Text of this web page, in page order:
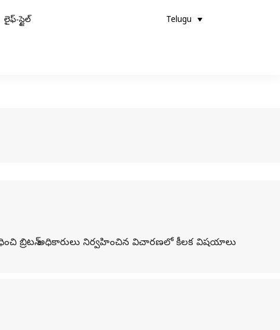
లైఫ్-స్టైల్ Telugu
బ్రిటన్ అధికారులు నిర్వహించిన విచారణలో కీలక విషయాలు